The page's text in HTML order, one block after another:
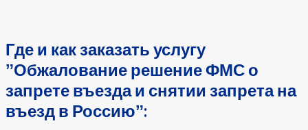
Где и как заказать услугу
ˮОбжалование решение ФМС о
запрете въезда и снятии запрета на
въезд в Россиюˮ: